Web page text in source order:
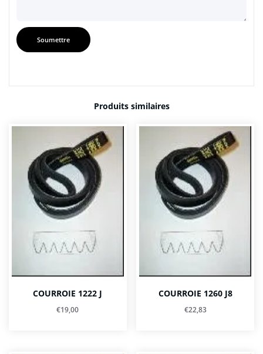
Produits similaires
COURROIE 1222 J
€19,00
COURROIE 1260 J8
€22,83